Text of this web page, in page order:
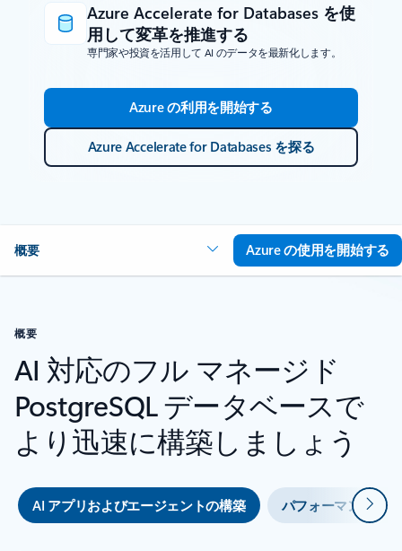
Azure Accelerate for Databases を使
用して変革を推進する
専門家や投資を活用して AI のデータを最新化します。
Azure の利用を開始する
Azure Accelerate for Databases を探る
概要 Azure の使用を開始する
概要
AI 対応のフル マネージド
PostgreSQL データベースで
より迅速に構築しましょう
AI アプリおよびエージェントの構築 パフォーマンスと
次